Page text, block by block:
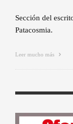
Sección del
Patacosmia.
Leer mucho más